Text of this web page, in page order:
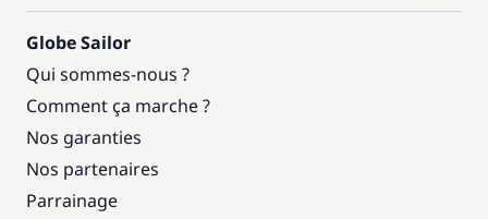
Globe Sailor
Qui sommes-nous ?
Comment ça marche ?
Nos garanties
Nos partenaires
Parrainage